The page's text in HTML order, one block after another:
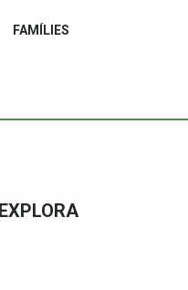
FAMÍLIES
EXPLORA